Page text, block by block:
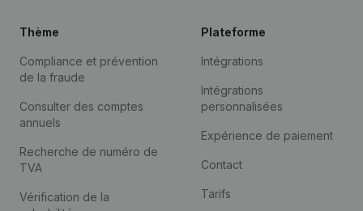
Thème
Compliance et prévention
de la fraude
Consulter des comptes
annuels
Recherche de numéro de
TVA
Vérification de la
Plateforme
Intégrations
Intégrations
personnalisées
Expérience de paiement
Contact
Tarifs